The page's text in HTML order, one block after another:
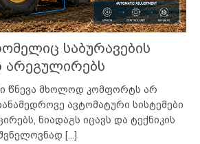
საბურავების
არეგულირებს
წნევა მხოლოდ კომფორტს არ
ავტომატური სისტემები
ნიადაგს იცავს და ტექნიკის
[...]